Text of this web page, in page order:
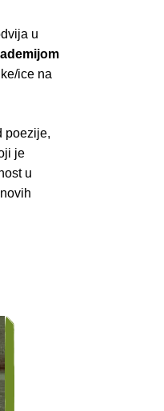
u
ice na
poezije,
je
u